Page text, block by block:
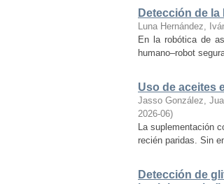
Detección de
Luna Hernández,
En la robótica de
humano–robot
Uso de aceites
Jasso González,
2026-06)
La suplementación
recién paridas. Sin
Detección de